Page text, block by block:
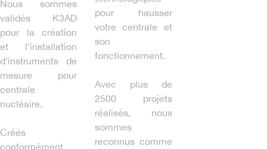
Nous sommes
validés K3AD
pour la création
et l’installation
d'instruments de
mesure pour
centrale
nucléaire.
Créés
conformément
pour hausser
votre centrale et
son
fonctionnement.
Avec plus de
2500 projets
réalisés, nous
sommes
reconnus comme